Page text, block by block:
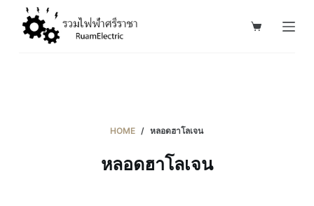
HOME / หลอดฮาโลเจน
หลอดฮาโลเจน